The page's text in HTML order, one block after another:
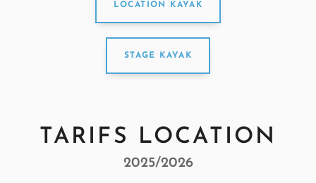
LOCATION KAYAK
STAGE KAYAK
TARIFS LOCATION
2025/2026